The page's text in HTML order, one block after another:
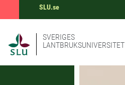
SLU.se
SVERIGES
LANTBRUKSUNIVERSITET